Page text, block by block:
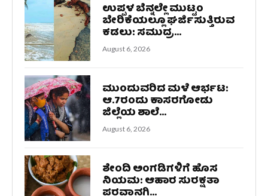
ಉಪ್ಪಳ ಬೆನ್ನಲ್ಲೇ ಮುಟ್ಟಂ
ಬೇರಿಕೆಯಲ್ಲೂ ಘರ್ಜಿಸುತ್ತಿರುವ
ಕಡಲು: ಸಮುದ್ರ...
August 6, 2026
ಮುಂದುವರಿದ ಮಳೆ ಆರ್ಭಟ:
ಆ.7ರಂದು ಕಾಸರಗೋಡು
ಜಿಲ್ಲೆಯ ಶಾಲೆ...
August 6, 2026
ಶೇಂದಿ ಅಂಗಡಿಗಳಿಗೆ ಹೊಸ
ನಿಯಮ: ಆಹಾರ ಸುರಕ್ಷತಾ